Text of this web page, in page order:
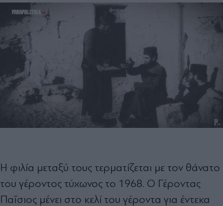
Η φιλία μεταξύ τους τερματίζεται με τον θάνατο
του γέροντος τύχωνος το 1968. Ο Γέροντας
Παΐσιος μένει στο κελί του γέροντα για έντεκα